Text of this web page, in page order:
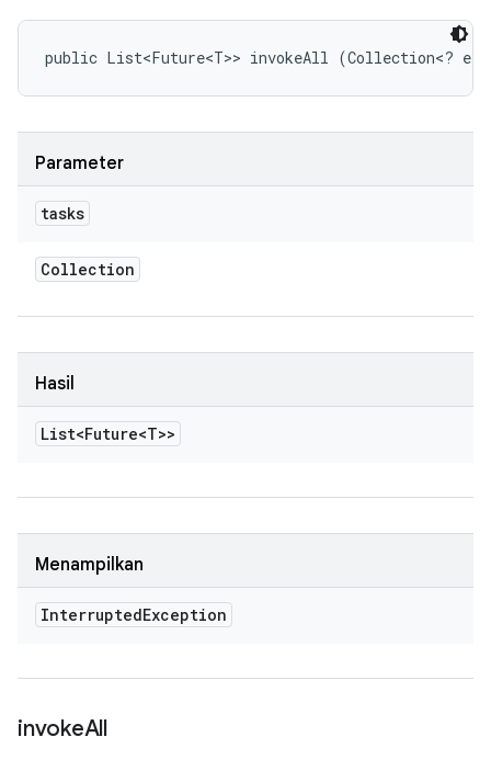
public List<Future<T>> invokeAll (Collection<?
Parameter
tasks
Collection
Hasil
List<Future<T>>
Menampilkan
InterruptedException
invokeAll